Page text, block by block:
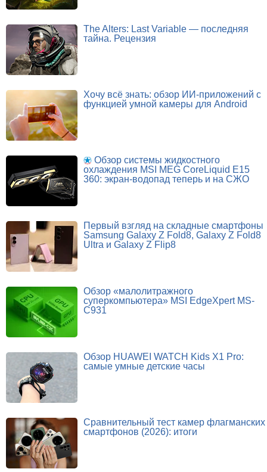
The Alters: Last Variable — последняя
тайна. Рецензия
Хочу всё знать: обзор ИИ-приложений с
функцией умной камеры для Android
Обзор системы жидкостного
охлаждения MSI MEG CoreLiquid E15
360: экран-водопад теперь и на СЖО
Первый взгляд на складные смартфоны
Samsung Galaxy Z Fold8, Galaxy Z Fold8
Ultra и Galaxy Z Flip8
Обзор «малолитражного
суперкомпьютера» MSI EdgeXpert MS-
C931
Обзор HUAWEI WATCH Kids X1 Pro:
самые умные детские часы
Сравнительный тест камер флагманских
смартфонов (2026): итоги